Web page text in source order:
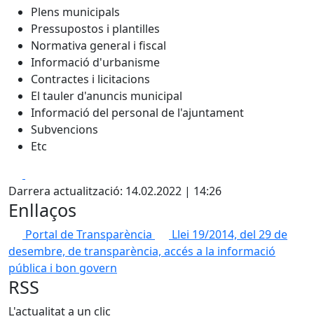
Plens municipals
Pressupostos i plantilles
Normativa general i fiscal
Informació d'urbanisme
Contractes i licitacions
El tauler d'anuncis municipal
Informació del personal de l'ajuntament
Subvencions
Etc
Darrera actualització: 14.02.2022 | 14:26
Enllaços
Portal de Transparència
Llei 19/2014, del 29 de
desembre, de transparència, accés a la informació
pública i bon govern
RSS
L'actualitat a un clic